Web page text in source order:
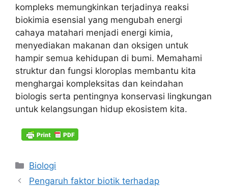
kompleks memungkinkan terjadinya reaksi
biokimia esensial yang mengubah energi
cahaya matahari menjadi energi kimia,
menyediakan makanan dan oksigen untuk
hampir semua kehidupan di bumi. Memahami
struktur dan fungsi kloroplas membantu kita
menghargai kompleksitas dan keindahan
biologis serta pentingnya konservasi lingkungan
untuk kelangsungan hidup ekosistem kita.
Kategori
Biologi
Pengaruh faktor biotik terhadap